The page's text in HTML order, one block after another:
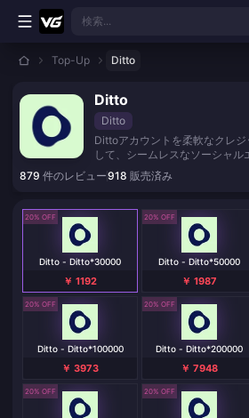
メインコンテンツへスキップ
検索...
Top-Up Ditto
Ditto
Ditto
Dittoアカウントを柔軟なクレ
して、シームレスなソーシャル
しみください。
879 件のレビュー918 販売済み
20% OFF
Ditto - Ditto*30000
￥ 1192
20% OFF
Ditto - Ditto*50000
￥ 1987
20% OFF
Ditto - Ditto*100000
￥ 3973
20% OFF
Ditto - Ditto*200000
￥ 7948
20% OFF 20% OFF